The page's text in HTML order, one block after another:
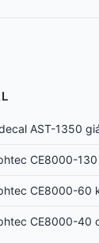
AST-1350
CE8000-130
CE8000-60
CE8000-40